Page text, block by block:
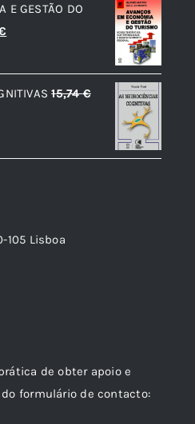
18,89 €.17,00 €.
E GESTÃO DO
atual
é:
15,74€
105 Lisboa
de obter apoio e
formulário de contacto: